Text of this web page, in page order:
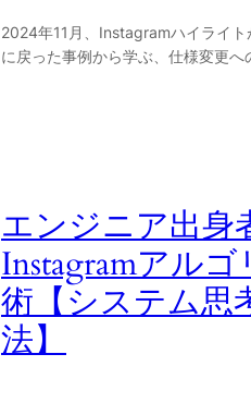
2024年11月、Instagramハイライ
に戻った事例から学ぶ、仕様変更
エンジニア出身
Instagramアル
術【システム思
法】